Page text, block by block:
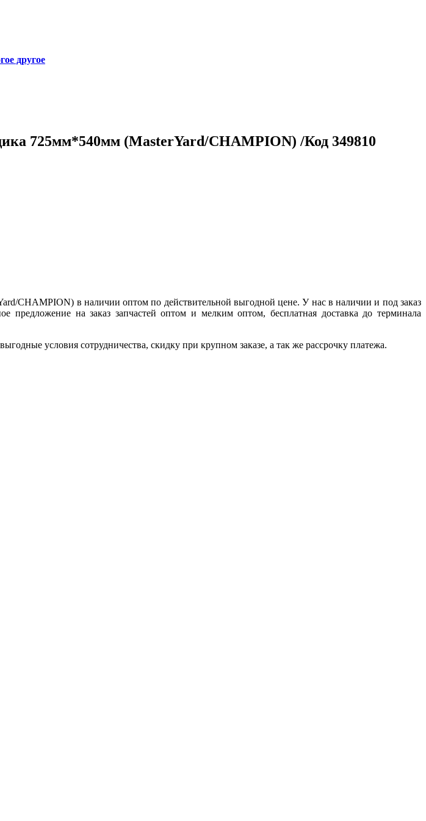
другое
725мм*540мм (MasterYard/CHAMPION) /Код 349810
CHAMPION) в наличии оптом по действительной выгодной цене. У нас в наличии и под заказ
предложение на заказ запчастей оптом и мелким оптом, бесплатная доставка до терминала
условия сотрудничества, скидку при крупном заказе, а так же рассрочку платежа.